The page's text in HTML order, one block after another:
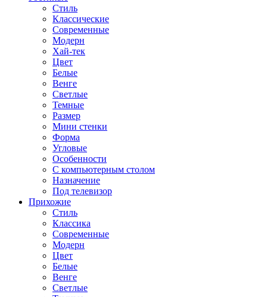
Стиль
Классические
Современные
Модерн
Хай-тек
Цвет
Белые
Венге
Светлые
Темные
Размер
Мини стенки
Форма
Угловые
Особенности
С компьютерным столом
Назначение
Под телевизор
Прихожие
Стиль
Классика
Современные
Модерн
Цвет
Белые
Венге
Светлые